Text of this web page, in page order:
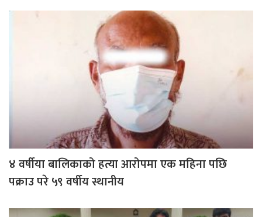
४ वर्षीया बालिकाको हत्या आरोपमा एक महिना पछि
पक्राउ परे ५९ वर्षीय स्थानीय